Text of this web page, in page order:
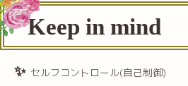
Keep in mind
セルフコントロール(自己制御)